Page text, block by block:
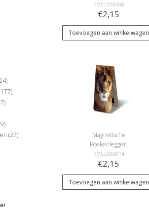
(27)
KMCL000508
€2,15
Toevoegen aan winkelwagen
Magnetische
Boekenlegger,
Leeuwenkop
KMCL000814
€2,15
Toevoegen aan winkelwagen